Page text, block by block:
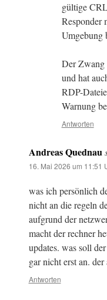
gültige
Responder
Umgebung
Der Zwang
und hat
RDP-
Warnung
Antworten
Andreas Quednau
16. Mai 2026 um 11:51
was ich persönlich
nicht an die regeln
aufgrund der
macht der rechner
updates. was soll
gar nicht erst an.
Antworten